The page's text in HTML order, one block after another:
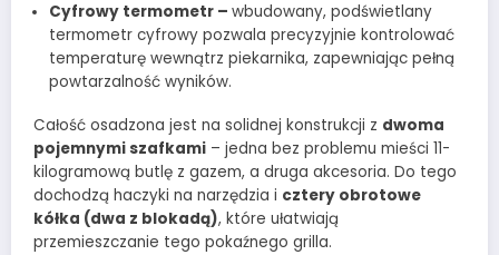
Cyfrowy termometr – wbudowany, podświetlany
termometr cyfrowy pozwala precyzyjnie kontrolować
temperaturę wewnątrz piekarnika, zapewniając pełną
powtarzalność wyników.
Całość osadzona jest na solidnej konstrukcji z dwoma
pojemnymi szafkami – jedna bez problemu mieści 11-
kilogramową butlę z gazem, a druga akcesoria. Do tego
dochodzą haczyki na narzędzia i cztery obrotowe
kółka (dwa z blokadą), które ułatwiają
przemieszczanie tego pokaźnego grilla.